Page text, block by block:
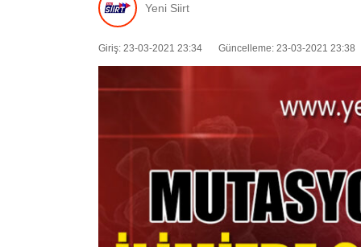
Yeni Siirt
Giriş: 23-03-2021 23:34 Güncelleme: 23-03-2021 23:38